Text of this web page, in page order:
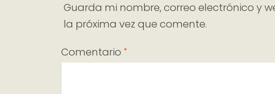
Guarda mi nombre, correo electrónico y
la próxima vez que comente.
Comentario *